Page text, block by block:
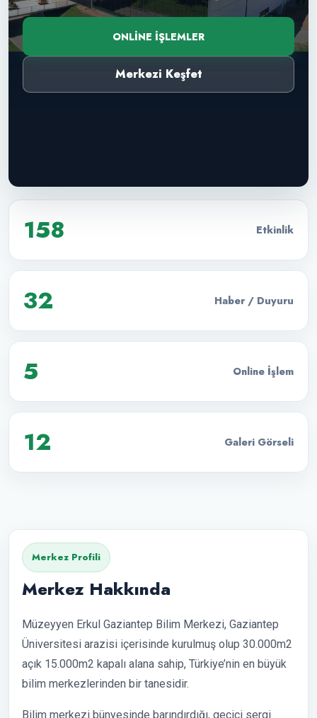
ONLINE İŞLEMLER
Merkezi Keşfet
158 Etkinlik
32 Haber / Duyuru
5 Online İşlem
12 Galeri Görseli
Merkez Profili
Merkez Hakkında
Müzeyyen Erkul Gaziantep Bilim Merkezi, Gaziantep
Üniversitesi arazisi içerisinde kurulmuş olup 30.000m2
açık 15.000m2 kapalı alana sahip, Türkiye’nin en büyük
bilim merkezlerinden bir tanesidir.
Bilim merkezi bünyesinde barındırdığı, geçici sergi